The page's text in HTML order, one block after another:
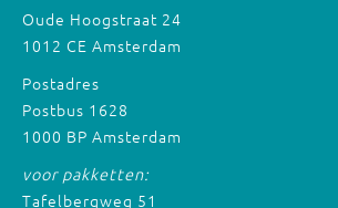
Oude Hoogstraat 24
1012 CE Amsterdam
Postadres
Postbus 1628
1000 BP Amsterdam
voor pakketten:
Tafelbergweg 51